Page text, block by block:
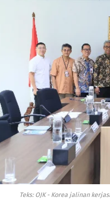
Teks: OJK - Korea jalinan